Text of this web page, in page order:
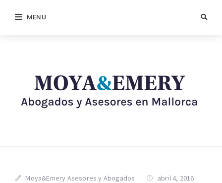
MENU
Moya&Emery Asesores y Abogados
abril 4, 2016